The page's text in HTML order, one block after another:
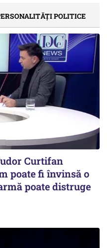
POLITICE
Curtifan
poate fi învinsă o
poate distruge